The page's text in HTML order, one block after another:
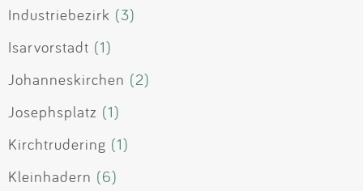
Industriebezirk (3)
Isarvorstadt (1)
Johanneskirchen (2)
Josephsplatz (1)
Kirchtrudering (1)
Kleinhadern (6)